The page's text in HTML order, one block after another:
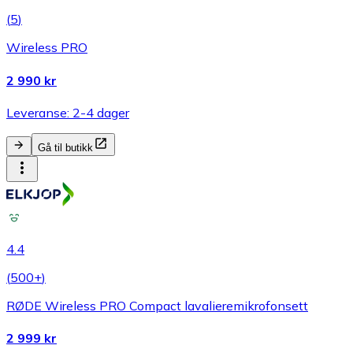
(5)
Wireless PRO
2 990 kr
Leveranse: 2-4 dager
Gå til butikk
4.4
(500+)
RØDE Wireless PRO Compact lavalieremikrofonsett
2 999 kr